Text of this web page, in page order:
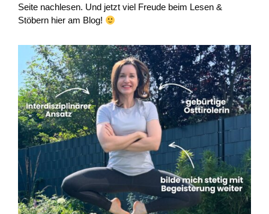
Seite nachlesen. Und jetzt viel Freude beim Lesen &
Stöbern hier am Blog!